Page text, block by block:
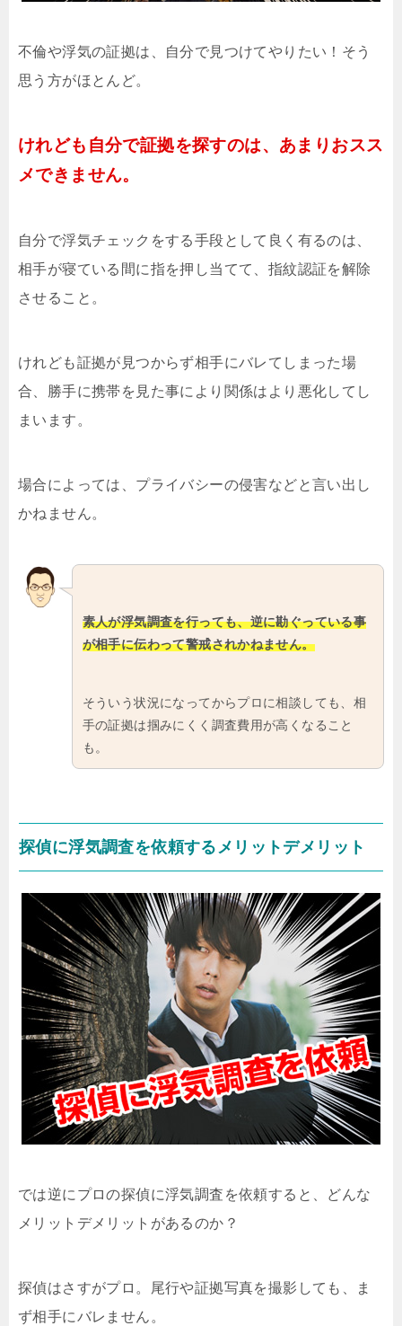
不倫や浮気の証拠は、自分で見つけてやりたい！そう
思う方がほとんど。
けれども自分で証拠を探すのは、あまりおスス
メできません。
自分で浮気チェックをする手段として良く有るのは、
相手が寝ている間に指を押し当てて、指紋認証を解除
させること。
けれども証拠が見つからず相手にバレてしまった場
合、勝手に携帯を見た事により関係はより悪化してし
まいます。
場合によっては、プライバシーの侵害などと言い出し
かねません。
素人が浮気調査を行っても、逆に勘ぐっている事
が相手に伝わって警戒されかねません。
そういう状況になってからプロに相談しても、相
手の証拠は掴みにくく調査費用が高くなること
も。
探偵に浮気調査を依頼するメリットデメリット
では逆にプロの探偵に浮気調査を依頼すると、どんな
メリットデメリットがあるのか？
探偵はさすがプロ。尾行や証拠写真を撮影しても、ま
ず相手にバレません。